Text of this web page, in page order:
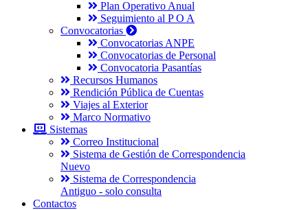
Plan Operativo Anual
Seguimiento al P O A
Convocatorias
Convocatorias ANPE
Convocatorias de Personal
Convocatoria Pasantías
Recursos Humanos
Rendición Pública de Cuentas
Viajes al Exterior
Marco Normativo
Sistemas
Correo Institucional
Sistema de Gestión de Correspondencia
Nuevo
Sistema de Correspondencia
Antiguo - solo consulta
Contactos